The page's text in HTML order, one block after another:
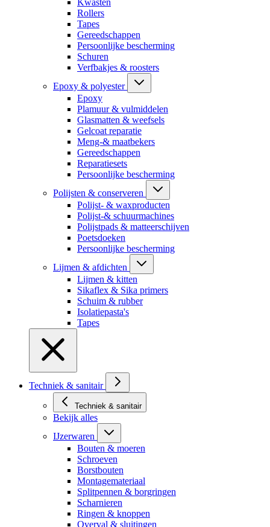
Kwasten
Rollers
Tapes
Gereedschappen
Persoonlijke bescherming
Schuren
Verfbakjes & roosters
Epoxy & polyester
Epoxy
Plamuur & vulmiddelen
Glasmatten & weefsels
Gelcoat reparatie
Meng-& maatbekers
Gereedschappen
Reparatiesets
Persoonlijke bescherming
Polijsten & conserveren
Polijst- & waxproducten
Polijst-& schuurmachines
Polijstpads & matteerschijven
Poetsdoeken
Persoonlijke bescherming
Lijmen & afdichten
Lijmen & kitten
Sikaflex & Sika primers
Schuim & rubber
Isolatiepasta's
Tapes
Techniek & sanitair
Techniek & sanitair
Bekijk alles
IJzerwaren
Bouten & moeren
Schroeven
Borstbouten
Montagemateriaal
Splitpennen & borgringen
Scharnieren
Ringen & knoppen
Overval & sluitingen